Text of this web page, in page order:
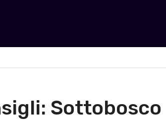
Sottobosco